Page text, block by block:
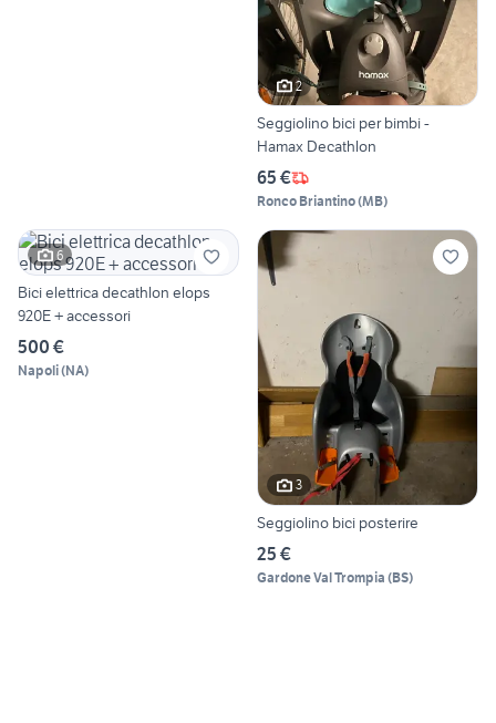
2
Seggiolino bici per bimbi -
Hamax Decathlon
65 €
Ronco Briantino(MB)
6
Bici elettrica decathlon elops
920E + accessori
500 €
Napoli(NA)
3
Seggiolino bici posterire
25 €
Gardone Val Trompia (BS)